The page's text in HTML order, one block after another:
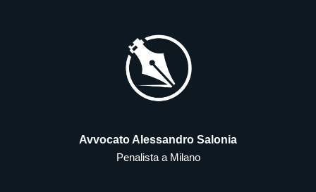
Avvocato Alessandro Salonia
Penalista a Milano